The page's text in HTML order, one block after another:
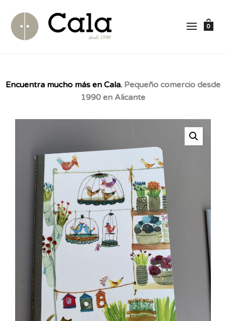
0
Encuentra mucho más en Cala. Pequeño comercio desde
1990 en Alicante